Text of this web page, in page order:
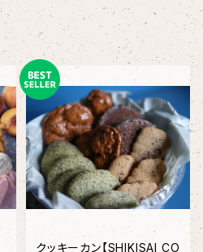
クッキーカン【SHIKISAI CO